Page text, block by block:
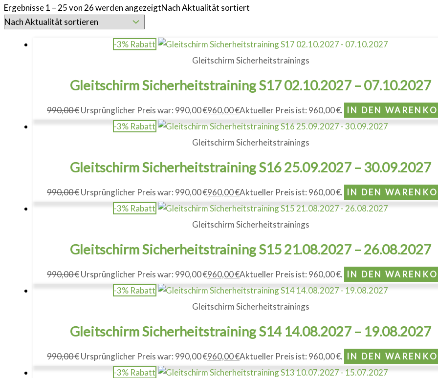
Ergebnisse 1 – 25 von 26 werden angezeigtNach Aktualität sortiert
-3% Rabatt
Gleitschirm Sicherheitstrainings
Gleitschirm Sicherheitstraining S17 02.10.2027 – 07.10.2027
990,00€Ursprünglicher Preis war: 990,00 €960,00€Aktueller Preis ist: 960,00 €. IN DEN
-3% Rabatt
Gleitschirm Sicherheitstrainings
Gleitschirm Sicherheitstraining S16 25.09.2027 – 30.09.2027
990,00€Ursprünglicher Preis war: 990,00 €960,00€Aktueller Preis ist: 960,00 €. IN DEN
-3% Rabatt
Gleitschirm Sicherheitstrainings
Gleitschirm Sicherheitstraining S15 21.08.2027 – 26.08.2027
990,00€Ursprünglicher Preis war: 990,00 €960,00€Aktueller Preis ist: 960,00 €. IN DEN
-3% Rabatt
Gleitschirm Sicherheitstrainings
Gleitschirm Sicherheitstraining S14 14.08.2027 – 19.08.2027
990,00€Ursprünglicher Preis war: 990,00 €960,00€Aktueller Preis ist: 960,00 €. IN DEN
-3% Rabatt